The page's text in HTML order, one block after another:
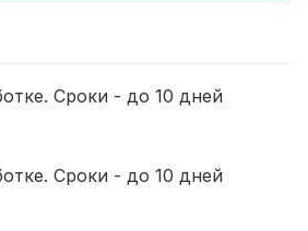
Сроки - до 10 дней
Сроки - до 10 дней